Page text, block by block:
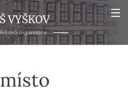
VYŠKOV
organizace
⭐️